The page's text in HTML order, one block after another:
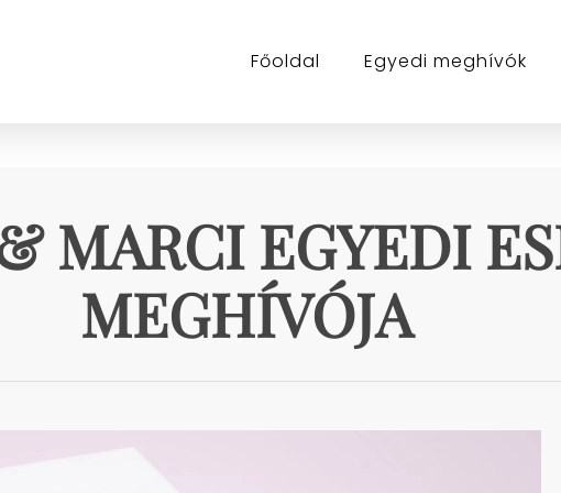
Főoldal Egyedi meghívók
MARCI EGYEDI
MEGHÍVÓJA